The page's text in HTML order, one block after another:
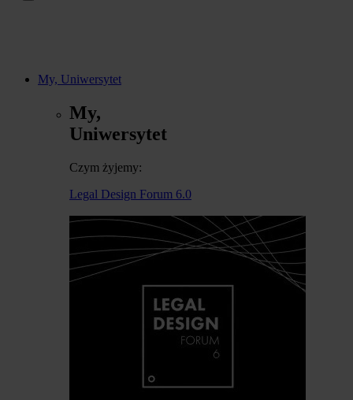
My, Uniwersytet
My,
Uniwersytet
Czym żyjemy:
Legal Design Forum 6.0